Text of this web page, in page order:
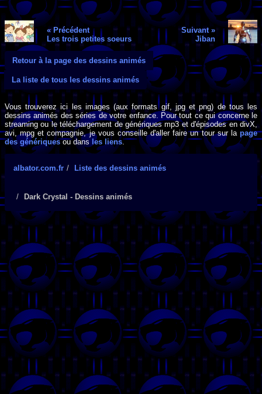
« Précédent
Les trois petites soeurs
Suivant »
Jiban
Retour à la page des dessins animés
La liste de tous les dessins animés
Vous trouverez ici les images (aux formats gif, jpg et png) de tous les
dessins animés des séries de votre enfance. Pour tout ce qui concerne le
streaming ou le téléchargement de génériques mp3 et d'épisodes en divX,
avi, mpg et compagnie, je vous conseille d'aller faire un tour sur la page
des génériquesou dans les liens.
albator.com.fr Liste des dessins animés
Dark Crystal - Dessins animés